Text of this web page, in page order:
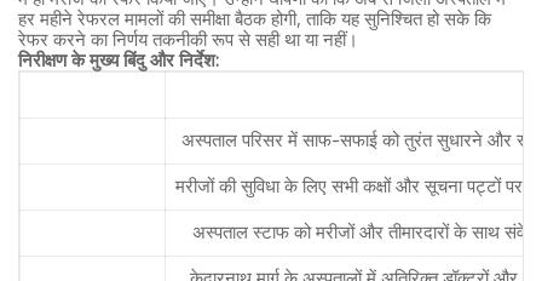
हर महीने रेफरल मामलों की समीक्षा बैठक होगी, ताकि यह सुनिश्चित हो सके कि
रेफर करने का निर्णय तकनीकी रूप से सही था या नहीं।
निरीक्षण के मुख्य बिंदु और निर्देश:
अस्पताल परिसर में साफ-सफाई को तुरंत सुधारने और
मरीजों की सुविधा के लिए सभी कक्षों और सूचना पट्टों पर
अस्पताल स्टाफ को मरीजों और तीमारदारों के साथ